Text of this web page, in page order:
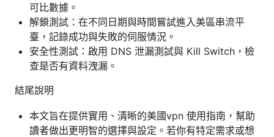
可比數據。
解鎖測試：在不同日期與時間嘗試進入美區串流平
臺，記錄成功與失敗的伺服情況。
安全性測試：啟用 DNS 泄漏測試與 Kill Switch，檢
查是否有資料洩漏。
結尾說明
本文旨在提供實用、清晰的美國vpn 使用指南，幫助
讀者做出更明智的選擇與設定。若你有特定需求或想